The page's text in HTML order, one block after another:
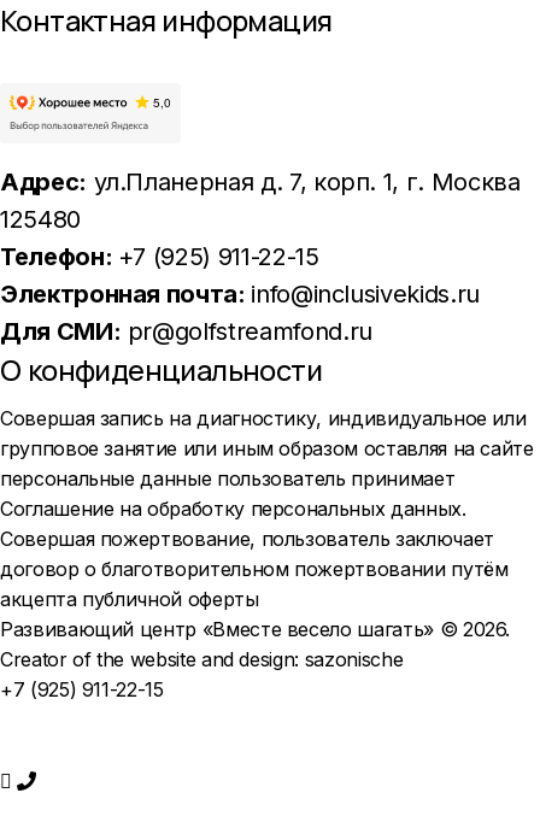
Контактная информация
Адрес: ул.Планерная д. 7, корп. 1, г. Москва
125480
Телефон: +7 (925) 911-22-15
Электронная почта: info@inclusivekids.ru
Для СМИ: pr@golfstreamfond.ru
О конфиденциальности
Совершая запись на диагностику, индивидуальное или
групповое занятие или иным образом оставляя на сайте
персональные данные пользователь принимает
Соглашение на обработку персональных данных.
Совершая пожертвование, пользователь заключает
договор о благотворительном пожертвовании путём
акцепта публичной оферты
Развивающий центр «Вместе весело шагать» © 2026.
Creator of the website and design: sazonische
+7 (925) 911-22-15